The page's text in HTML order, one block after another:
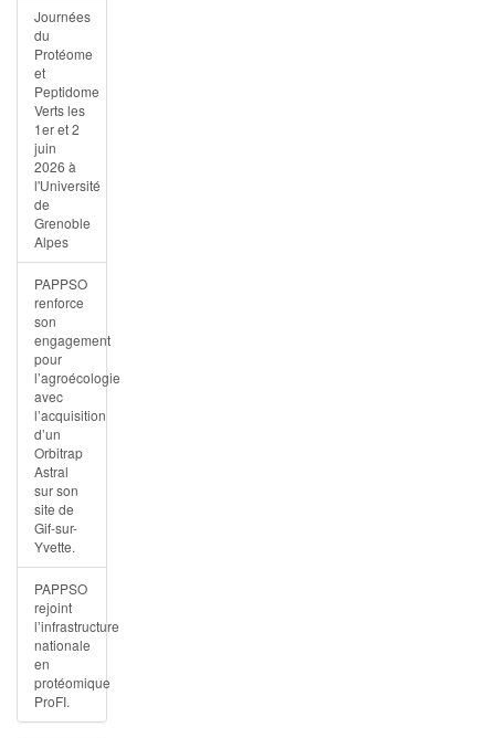
Journées
du
Protéome
et
Peptidome
Verts les
1er et 2
juin
2026 à
l'Université
de
Grenoble
Alpes
PAPPSO
renforce
son
engagement
pour
l’agroécologie
avec
l’acquisition
d’un
Orbitrap
Astral
sur son
site de
Gif-sur-
Yvette.
PAPPSO
rejoint
l’infrastructure
nationale
en
protéomique
ProFI.